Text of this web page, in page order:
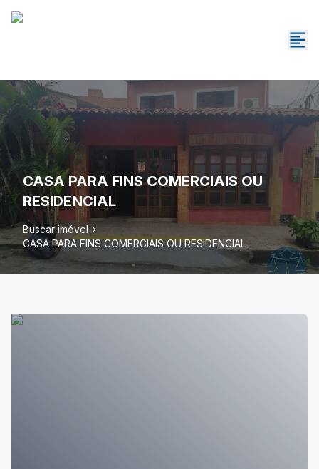
CASA PARA FINS COMERCIAIS OU
RESIDENCIAL
Buscar imóvel
CASA PARA FINS COMERCIAIS OU RESIDENCIAL